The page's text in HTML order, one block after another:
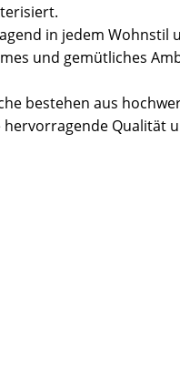
in jedem Wohnstil
und gemütliches
bestehen aus
Qualität